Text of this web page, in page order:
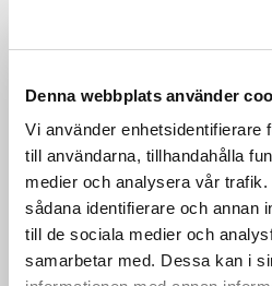
Denna webbplats använder
Vi använder enhetsidentifierare
till användarna, tillhandahålla
medier och analysera vår
sådana identifierare och annan
till de sociala medier och
samarbetar med. Dessa kan i
I
investeringspaket för
euro för 2022–2026. Enligt
beredning, och det kommer att
investeringsstöd till exempel
energikällor och tekniker för
näringsämnen.
Anpassningsstöd till